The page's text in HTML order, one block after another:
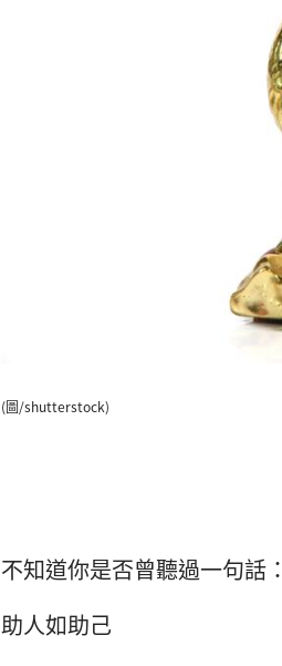
(圖/shutterstock)
不知道你是否曾聽過一句話：
助人如助己